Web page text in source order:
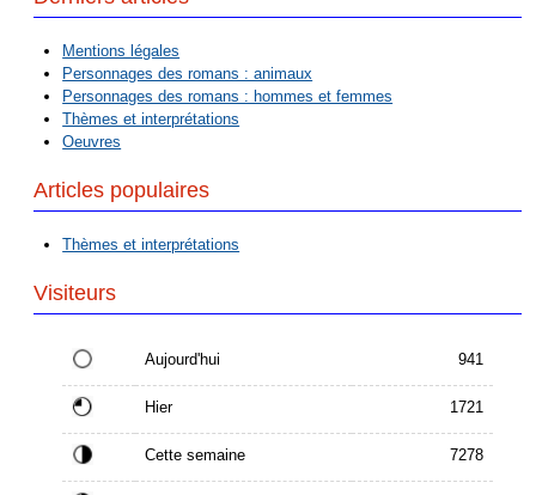
Mentions légales
Personnages des romans : animaux
Personnages des romans : hommes et femmes
Thèmes et interprétations
Oeuvres
Articles populaires
Thèmes et interprétations
Visiteurs
Aujourd'hui 941
Hier 1721
Cette semaine 7278